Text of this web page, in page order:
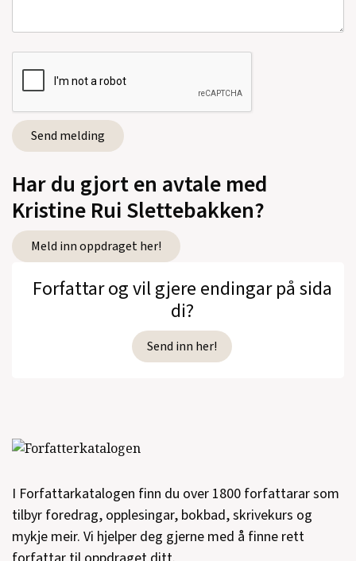
Har du gjort en avtale med
Kristine Rui Slettebakken?
Meld inn oppdraget her!
Forfattar og vil gjere endingar på sida
di?
Send inn her!
I Forfattarkatalogen finn du over 1800 forfattarar som
tilbyr foredrag, opplesingar, bokbad, skrivekurs og
mykje meir. Vi hjelper deg gjerne med å finne rett